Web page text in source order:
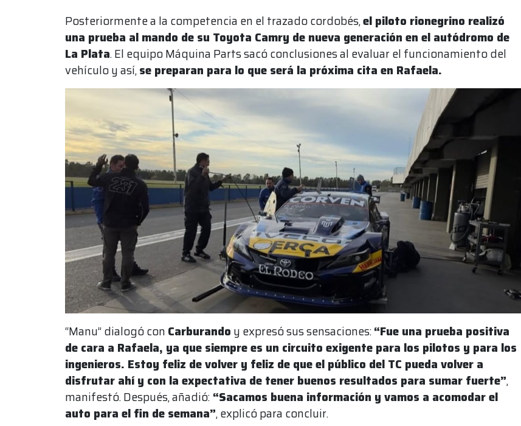
Posteriormente a la competencia en el trazado cordobés,el piloto rionegrino realizó
una prueba al mando de su Toyota Camry de nueva generación en el autódromo de
La Plata. El equipo Máquina Parts sacó conclusiones al evaluar el funcionamiento del
vehículo y así,se preparan para lo que será la próxima cita en Rafaela.
“Manu” dialogó con Carburando y expresó sus sensaciones:“Fue una prueba positiva
de cara a Rafaela, ya que siempre es un circuito exigente para los pilotos y para los
ingenieros. Estoy feliz de volver y feliz de que el público del TC pueda volver a
disfrutar ahí y con la expectativa de tener buenos resultados para sumar fuerte”,
manifestó. Después, añadió: “Sacamos buena información y vamos a acomodar el
auto para el fin de semana”, explicó para concluir.